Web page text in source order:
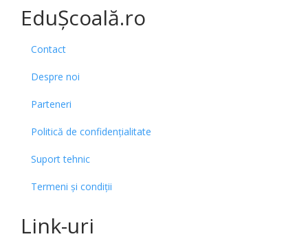
EduȘcoală.ro
Contact
Despre noi
Parteneri
Politică de confidențialitate
Suport tehnic
Termeni și condiții
Link-uri